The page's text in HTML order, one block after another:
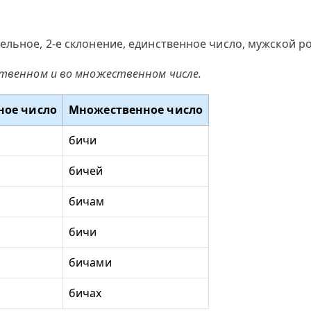
2-е склонение, единственное число, мужской
и во множественном числе.
число
Множественное число
бичи
бичей
бичам
бичи
бичами
бичах